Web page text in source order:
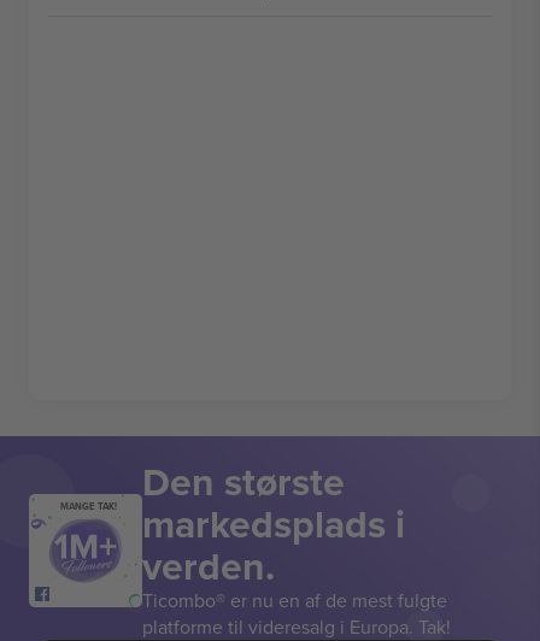
MANGE TAK! Den største
markedsplads i
verden.
Ticombo® er nu en af de mest fulgte
platforme til videresalg i Europa. Tak!